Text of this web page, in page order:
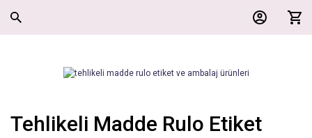
Tehlikeli Madde Rulo Etiket